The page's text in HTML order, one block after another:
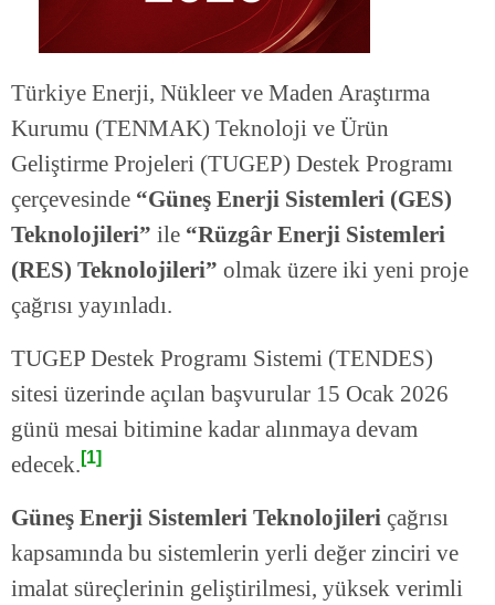
Türkiye Enerji, Nükleer ve Maden Araştırma
Kurumu (TENMAK) Teknoloji ve Ürün
Geliştirme Projeleri (TUGEP) Destek Programı
çerçevesinde “Güneş Enerji Sistemleri (GES)
Teknolojileri” ile “Rüzgâr Enerji Sistemleri
(RES) Teknolojileri” olmak üzere iki yeni proje
çağrısı yayınladı.
TUGEP Destek Programı Sistemi (TENDES)
sitesi üzerinde açılan başvurular 15 Ocak 2026
günü mesai bitimine kadar alınmaya devam
edecek. [1]
Güneş Enerji Sistemleri Teknolojileri çağrısı
kapsamında bu sistemlerin yerli değer zinciri ve
imalat süreçlerinin geliştirilmesi, yüksek verimli